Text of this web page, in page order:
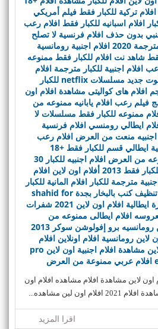
اون لاين مشاهدة افلام مشاهده افلام اون
اقرا المزيد